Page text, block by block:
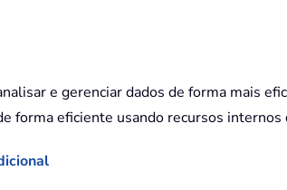
e gerenciar dados de forma mais
forma eficiente usando recursos